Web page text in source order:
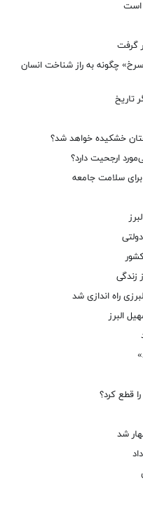
است
گرفت
چگونه به راز شناخت انسان
تاریخ
خشکیده خواهد شد؟
ارجحیت دارد؟
سلامت جامعه
زندگی
قطع کرد؟
شد